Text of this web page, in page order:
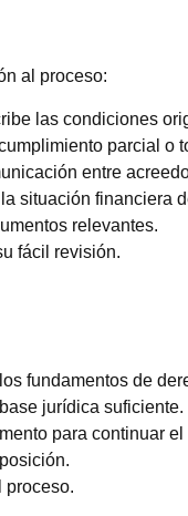
al proceso:
las condiciones
parcial o
entre
situación financiera
relevantes.
fácil revisión.
fundamentos de
jurídica suficiente.
para continuar el
proceso.